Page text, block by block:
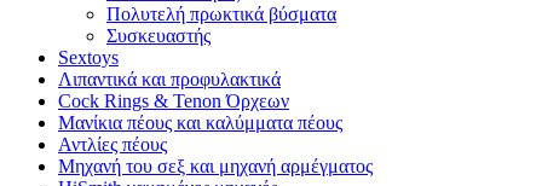
Πολυτελή πρωκτικά βύσματα
Συσκευαστής
Sextoys
Λιπαντικά και προφυλακτικά
Cock Rings & Tenon Όρχεων
Μανίκια πέους και καλύμματα πέους
Αντλίες πέους
Μηχανή του σεξ και μηχανή αρμέγματος